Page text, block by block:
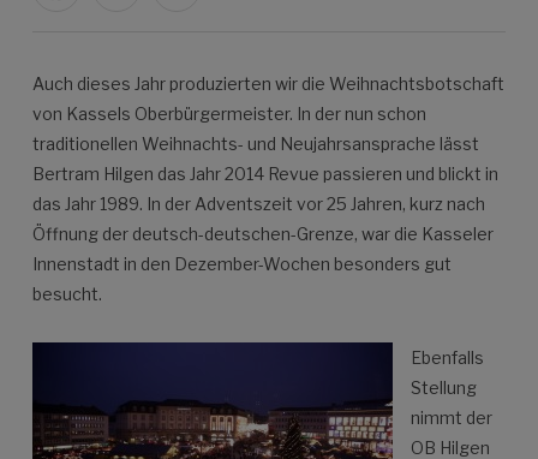
Auch dieses Jahr produzierten wir die Weihnachtsbotschaft
von Kassels Oberbürgermeister. In der nun schon
traditionellen Weihnachts- und Neujahrsansprache lässt
Bertram Hilgen das Jahr 2014 Revue passieren und blickt in
das Jahr 1989. In der Adventszeit vor 25 Jahren, kurz nach
Öffnung der deutsch-deutschen-Grenze, war die Kasseler
Innenstadt in den Dezember-Wochen besonders gut
besucht.
Ebenfalls
Stellung
nimmt der
OB Hilgen